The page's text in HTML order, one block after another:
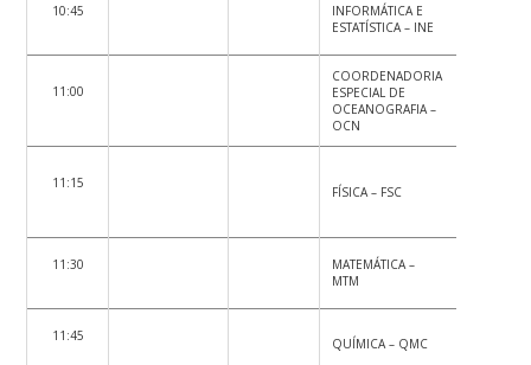
10:45
INFORMÁTICA E
ESTATÍSTICA – INE
11:00
COORDENADORIA
ESPECIAL DE
OCEANOGRAFIA –
OCN
11:15
FÍSICA – FSC
11:30
MATEMÁTICA –
MTM
11:45 QUÍMICA – QMC